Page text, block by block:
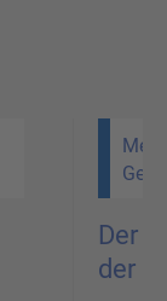
Der
der